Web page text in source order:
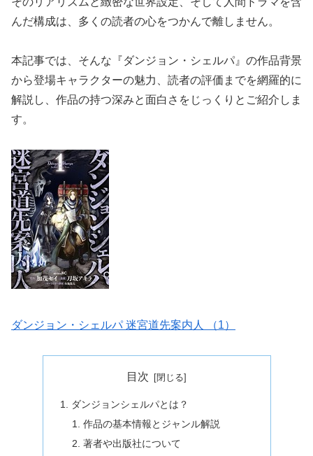
んだ構成は、多くの読者の心をつかんで離しません。
本記事では、そんな『ダンジョン・シェルパ』の作品背景
から登場キャラクターの魅力、読者の評価までを網羅的に
解説し、作品の持つ深みと面白さをじっくりとご紹介しま
す。
ダンジョン・シェルパ 迷宮道先案内人 （1）
目次
ダンジョンシェルパとは？
作品の基本情報とジャンル解説
著者や出版社について